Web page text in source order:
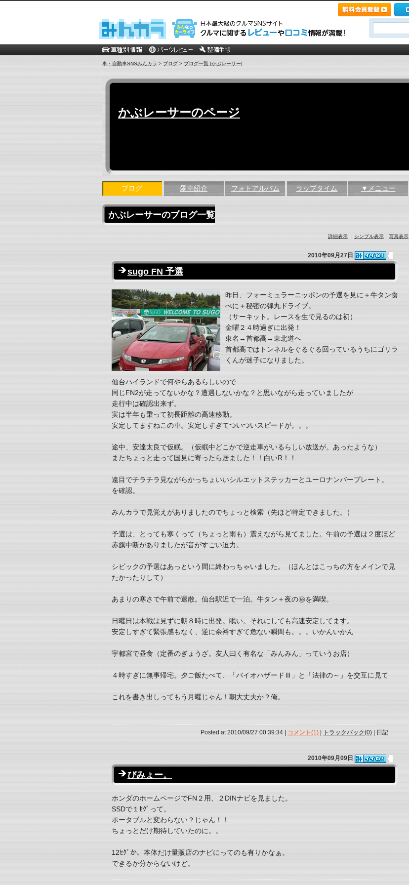
車・自動車SNSみんカラ > ブログ > ブログ一覧 [かぶレーサー]
かぶレーサーのページ
ブログ 愛車紹介 フォトアルバム ラップタイム ▼メニュー
かぶレーサーのブログ一覧
詳細表示 シンプル表示 写真表示
2010年09月27日
sugo FN 予選
昨日、フォーミュラーニッポンの予選を見に＋牛タン食
べに＋秘密の弾丸ドライブ。
（サーキット。レースを生で見るのは初）
金曜２４時過ぎに出発！
東名→首都高→東北道へ
首都高ではトンネルをぐるぐる回っているうちにゴリラ
くんが迷子になりました。
仙台ハイランドで何やらあるらしいので
同じFN2が走ってないかな？遭遇しないかな？と思いながら走っていましたが
走行中は確認出来ず。
実は半年も乗って初長距離の高速移動。
安定してますねこの車。安定しすぎてついついスピードが。。。
途中、安達太良で仮眠。（仮眠中どこかで逆走車がいるらしい放送が。あったような）
またちょっと走って国見に寄ったら居ました！！白いR！！
遠目でチラチラ見ながらかっちょいいシルエットステッカーとユーロナンバープレート。
を確認。
みんカラで見覚えがありましたのでちょっと検索（先ほど特定できました。）
予選は、とっても寒くって（ちょっと雨も）震えながら見てました。午前の予選は２度ほど
赤旗中断がありましたが音がすごい迫力。
シビックの予選はあっという間に終わっちゃいました。（ほんとはこっちの方をメインで見
たかったりして）
あまりの寒さで午前で退散。仙台駅近で一泊。牛タン＋夜の㊙を満喫。
日曜日は本戦は見ずに朝８時に出発。眠い。それにしても高速安定してます。
安定しすぎて緊張感もなく、逆に余裕すぎて危ない瞬間も。。。いかんいかん
宇都宮で昼食（定番のぎょうざ。友人曰く有名な「みんみん」っていうお店）
４時すぎに無事帰宅。夕ご飯たべて、「バイオハザードⅢ」と「法律の～」を交互に見て
これを書き出しってもう月曜じゃん！朝大丈夫か？俺。
Posted at 2010/09/27 00:39:34 | コメント(1) トラックバック(0) | 日記
2010年09月09日
びみょー。
ホンダのホームページでFN２用、２DINナビを見ました。
SSDで１ｾｸﾞって。
ポータブルと変わらない？じゃん！！
ちょっとだけ期待していたのに。。
12ｾｸﾞか、本体だけ量販店のナビにってのも有りかなぁ。
できるか分からないけど。